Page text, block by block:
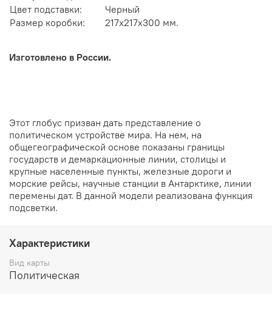
Цвет подставки:
Черный
Размер коробки:
217х217х300 мм.
Изготовлено в России.
Этот глобус призван дать представление о
политическом устройстве мира. На нем, на
общегеографической основе показаны границы
государств и демаркационные линии, столицы и
крупные населенные пункты, железные дороги и
морские рейсы, научные станции в Антарктике, линии
перемены дат. В данной модели реализована функция
подсветки.
Характеристики
Вид карты
Политическая